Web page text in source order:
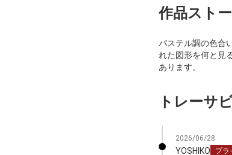
作品スト
パステル調の色合
れた図形を何と見
あります。
トレーサ
2026/06/28
YOSHIKO プラ